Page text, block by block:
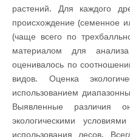
растений. Для каждого
происхождение (семенное
(чаще всего по
материалом для анализа
оценивалось по
видов. Оценка
использованием
Выявленные различия
экологическими
использования лесов.